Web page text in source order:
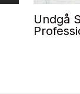
Undgå